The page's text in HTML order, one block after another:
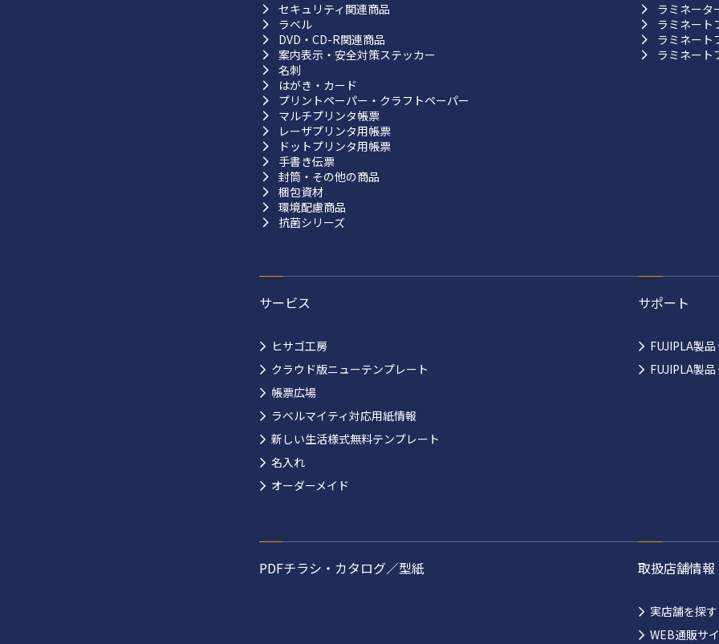
セキュリティ関連商品
ラベル
DVD・CD-R関連商品
案内表示・安全対策ステッカー
名刺
はがき・カード
プリントペーパー・クラフトペーパー
マルチプリンタ帳票
レーザプリンタ用帳票
ドットプリンタ用帳票
手書き伝票
封筒・その他の商品
梱包資材
環境配慮商品
抗菌シリーズ
ラミネータ
ラミネート
ラミネート
ラミネート
サービス
ヒサゴ工房
クラウド版ニューテンプレート
帳票広場
ラベルマイティ対応用紙情報
新しい生活様式無料テンプレート
名入れ
オーダーメイド
サポート
FUJIPLA製
FUJIPLA製
PDFチラシ・カタログ／型紙 取扱店舗情報
実店舗を探す
WEB通販サ